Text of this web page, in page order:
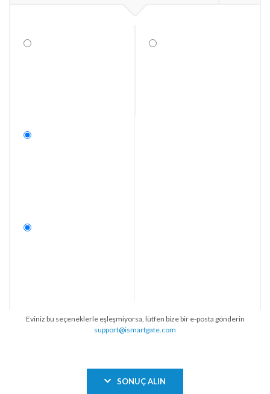
Eviniz bu seçeneklerle eşleşmiyorsa, lütfen bize bir e-posta gönderin
support@ismartgate.com
SONUÇ ALIN